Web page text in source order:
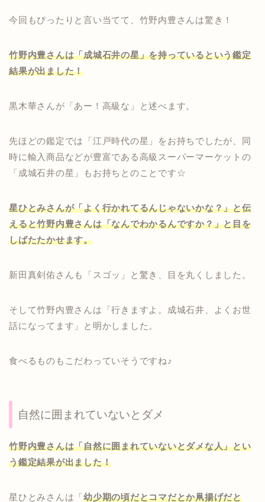
今回もぴったりと言い当てて、竹野内豊さんは驚き！
竹野内豊さんは「成城石井の星」を持っているという鑑定
結果が出ました！
黒木華さんが「あー！高級な」と述べます。
先ほどの鑑定では「江戸時代の星」をお持ちでしたが、同
時に輸入商品などが豊富である高級スーパーマーケットの
「成城石井の星」もお持ちとのことです☆
星ひとみさんが「よく行かれてるんじゃないかな？」と伝
えると竹野内豊さんは「なんでわかるんですか？」と目を
しばたたかせます。
新田真剣佑さんも「スゴッ」と驚き、目を丸くしました。
そして竹野内豊さんは「行きますよ。成城石井、よくお世
話になってます」と明かしました。
食べるものもこだわっていそうですね♪
自然に囲まれていないとダメ
竹野内豊さんは「自然に囲まれていないとダメな人」とい
う鑑定結果が出ました！
星ひとみさんは「幼少期の頃だとコマだとか凧揚げだと